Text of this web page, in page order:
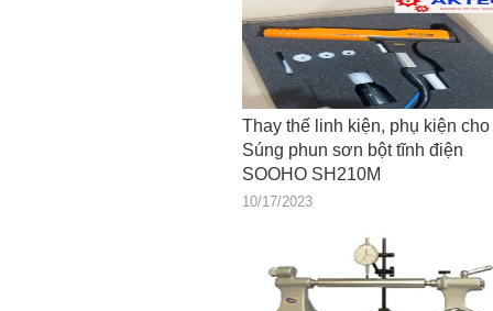
Thay thế linh kiện, phụ kiện cho
Súng phun sơn bột tĩnh điện
SOOHO SH210M
10/17/2023